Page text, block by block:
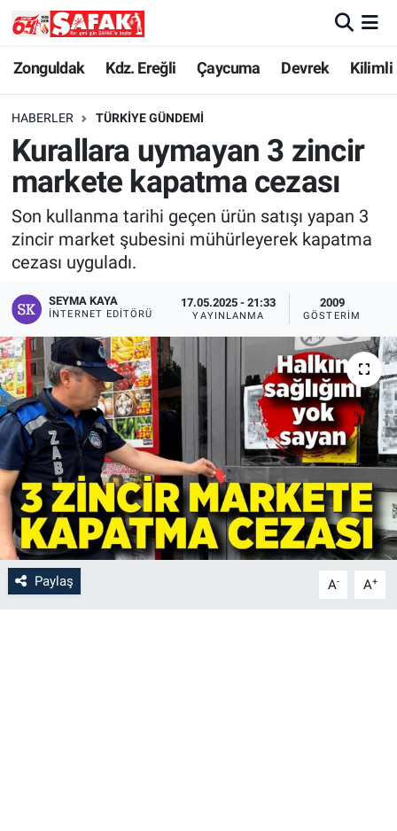
Zonguldak Kdz. Ereğli Çaycuma Devrek Kilimli
HABERLER TÜRKIYE GÜNDEMI
Kurallara uymayan 3 zincir
markete kapatma cezası
Son kullanma tarihi geçen ürün satışı yapan 3
zincir market şubesini mühürleyerek kapatma
cezası uyguladı.
SEYMA KAYA
İNTERNET EDITÖRÜ
17.05.2025 - 21:33
YAYINLANMA
2009
GÖSTERIM
Paylaş A- A+
Zonguldak
Kdz. Ereğli
Çaycuma
Kilimli
Asayiş
Spor
Resmi İlan
Zonguldak Nöbetçi Eczaneler
Zonguldak Hava Durumu
Zonguldak Namaz Vakitleri
Zonguldak Trafik Yoğunluk Haritası
Süper Lig Puan Durumu ve Fikstür
Tüm Manşetler
Son Dakika Haberleri
Haber Arşivi